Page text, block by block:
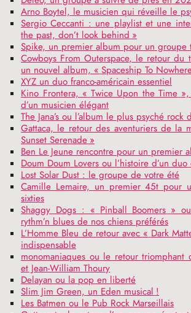
Arno Boytel, le musicien qui réveille le
Sergio Ceccanti : une playlist et une
the past, don’t look behind »
Spike, un premier album pour un groupe
Cowboys From Outerspace, le retour du
un nouvel album, « Spaceship To
XYZ un duo franco-américain essentiel
Kino Frontera, « Twice Upon the Time
d’un musicien élégant
The Jana’s ou l’album le plus psyché rock
Gattaca, le retour des aventuriers de la
Sunset Serenade »
Ben Le Jeune rencontre pour un premier
Doum Doum Lovers ou l’histoire d’un
Lost Solar Dust : le groupe de votre été
Camille Lemaire, un premier 45t pour
sixties
Shaggy Dogs : « Pinball Boomers »
rythm’n blues de nos chiens préférés
L’Homme Bleu de retour avec « Dark
indispensable
monomaniaques ou le retour triomphant
et Jean-William Thoury
Delayan ou la pop en liberté
Slim Jim Green, un Eden musical !
Les Batmen ou le Pub Rock Marseillais